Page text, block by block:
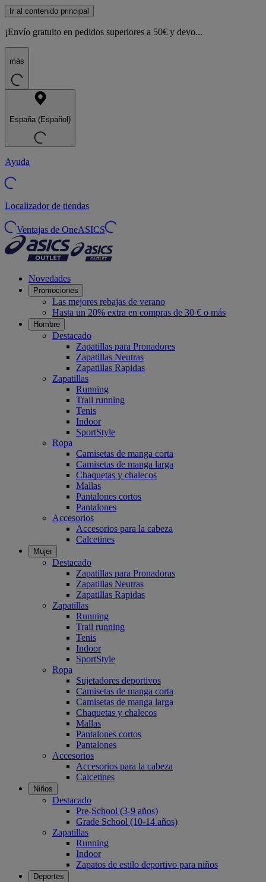
Ir al contenido principal
¡Envío gratuito en pedidos superiores a 50€ y devo...
más
España (Español)
Ayuda
Localizador de tiendas
Ventajas de OneASICS
Novedades
Promociones
Las mejores rebajas de verano
Hasta un 20% extra en compras de 30 € o más
Hombre
Destacado
Zapatillas para Pronadores
Zapatillas Neutras
Zapatillas Rapidas
Zapatillas
Running
Trail running
Tenis
Indoor
SportStyle
Ropa
Camisetas de manga corta
Camisetas de manga larga
Chaquetas y chalecos
Mallas
Pantalones cortos
Pantalones
Accesorios
Accesorios para la cabeza
Calcetines
Mujer
Destacado
Zapatillas para Pronadoras
Zapatillas Neutras
Zapatillas Rapidas
Zapatillas
Running
Trail running
Tenis
Indoor
SportStyle
Ropa
Sujetadores deportivos
Camisetas de manga corta
Camisetas de manga larga
Chaquetas y chalecos
Mallas
Pantalones cortos
Pantalones
Accesorios
Accesorios para la cabeza
Calcetines
Niños
Destacado
Pre-School (3-9 años)
Grade School (10-14 años)
Zapatillas
Running
Indoor
Zapatos de estilo deportivo para niños
Deportes